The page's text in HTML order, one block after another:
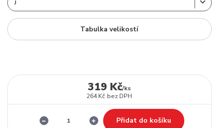
Tabulka velikostí
319 Kč/ks
264 Kč bez DPH
Přidat do košíku